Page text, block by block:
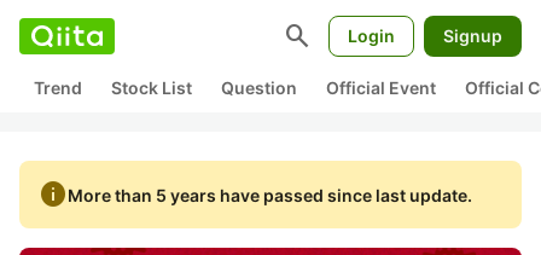
search Login Signup
Trend Stock List Question Official Event Official
infoMore than 5 years have passed since last update.